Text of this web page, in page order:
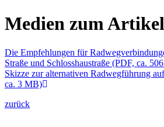
Medien zum Artikel
Die Empfehlungen für
Straße und Schlosshaustraße (PDF, ca.
Skizze zur alternativen Radwegführung
ca. 3 MB)
zurück